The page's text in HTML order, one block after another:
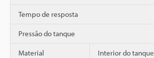
Tempo de resposta
Pressão do tanque
Material Interior do tanque